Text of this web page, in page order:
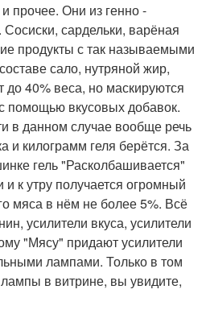
прочее. Они из генно -
сардельки, варёная
продукты с так называемыми
сало, нутряной жир,
40% веса, но маскируются
помощью вкусовых добавок.
в данном случае вообще речь
и килограмм геля берётся. За
гель "Расколбашивается"
к утру получается огромный
мяса в нём не более 5%. Всё
усилители вкуса, усилители
"Мясу" придают усилители
лампами. Только в том
в витрине, вы увидите,